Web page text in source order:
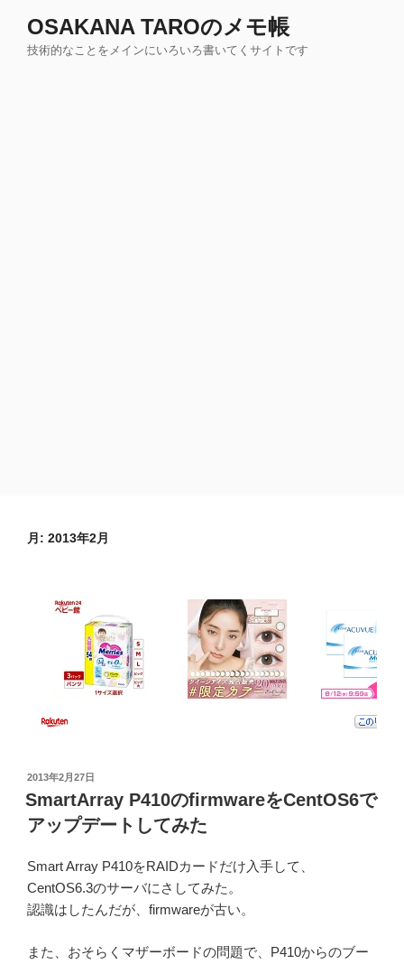
OSAKANA TAROのメモ帳
技術的なことをメインにいろいろ書いてくサイトです
月: 2013年2月
投
稿
日:
2013年2月27日
SmartArray P410のfirmwareをCentOS6で
アップデートしてみた
Smart Array P410をRAIDカードだけ入手して、
CentOS6.3のサーバにさしてみた。
認識はしたんだが、firmwareが古い。
また、おそらくマザーボードの問題で、P410からのブー